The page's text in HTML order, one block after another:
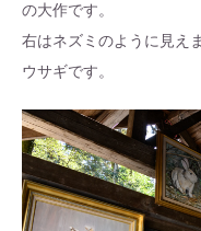
の大作です。
右はネズミのように見え
ウサギです。